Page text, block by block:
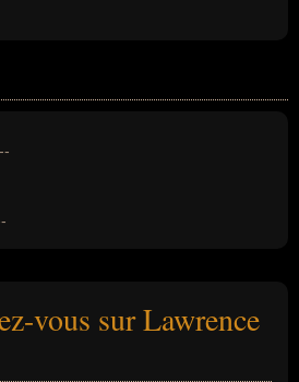
--
vous sur Lawrence